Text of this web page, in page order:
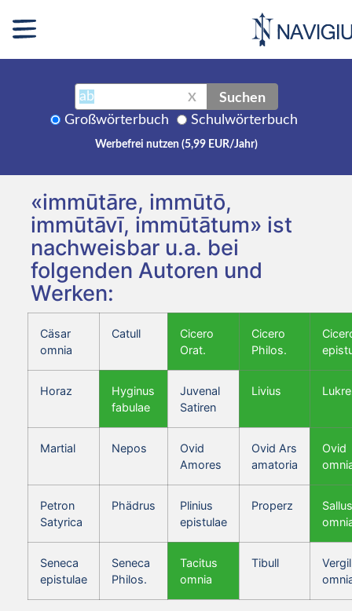
X Suchen
Großwörterbuch Schulwörterbuch
Werbefrei nutzen (5,99 EUR/Jahr)
«immūtāre, immūtō,
immūtāvī, immūtātum» ist
nachweisbar u.a. bei
folgenden Autoren und
Werken:
Cäsar
omnia
Catull
Cicero
Orat.
Cicero
Philos.
Horaz
Hyginus
fabulae
Juvenal
Satiren
Livius
Martial Nepos
Ovid
Amores
Ovid Ars
amatoria
Ovid
Petron
Satyrica
Phädrus
Plinius
epistulae
Properz
Seneca
epistulae
Seneca
Philos.
Tacitus
omnia
Tibull
Vergil